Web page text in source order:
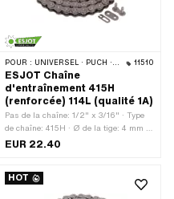
POUR : UNIVERSEL · PUCH · SACHS · PONY / CILO (BÊTA 521 & 512) · ZÜNDAPP BELMONDO · TOMOS · BYE BIKE 11510
ESJOT Chaîne
d'entraînement 415H
(renforcée) 114L (qualité 1A)
Pas de la chaîne: 1/2" x 3/16" · Type
de chaîne: 415H · Ø de la tige: 4 mm ·
Fabricant: ESJOT · Matériau: Acier ·
Ø du trou: 4.05 mm · Nombre de
maillons: 114 pcs · Type de cadenas à
EUR 22.40
HOT